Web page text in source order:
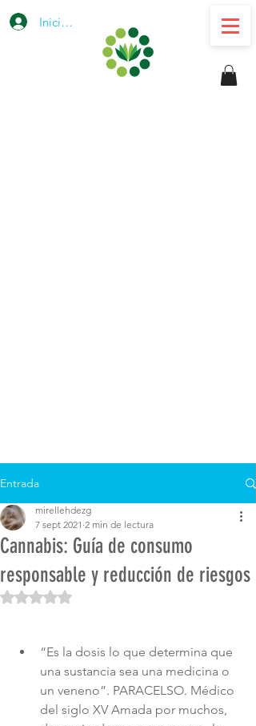
Iniciar sesión
Entrada
Cannabis: Guía de consumo
responsable y reducción de riesgos
mirellehdezg
7 sept 2021 2 min de lectura
Obtuvo NaN de 5 estrellas.
“Es la dosis lo que determina que
una sustancia sea una medicina o
un veneno”. PARACELSO. Médico
del siglo XV Amada por muchos,